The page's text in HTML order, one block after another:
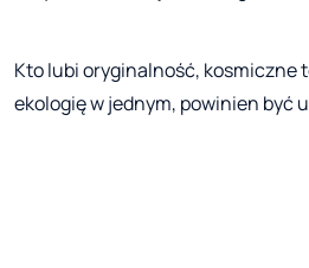
Kto lubi oryginalność, kosmiczne
ekologię w jednym, powinien być